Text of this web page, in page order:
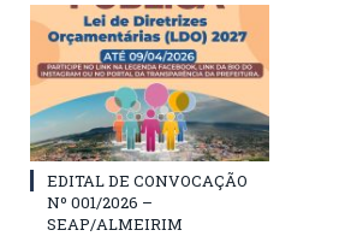
EDITAL DE CONVOCAÇÃO
Nº 001/2026 –
SEAP/ALMEIRIM